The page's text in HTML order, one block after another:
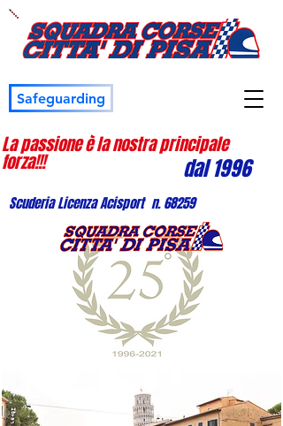
Safeguarding
La passione è la nostra principale
forza!!! dal 1996
Scuderia Licenza Acisport n. 68259